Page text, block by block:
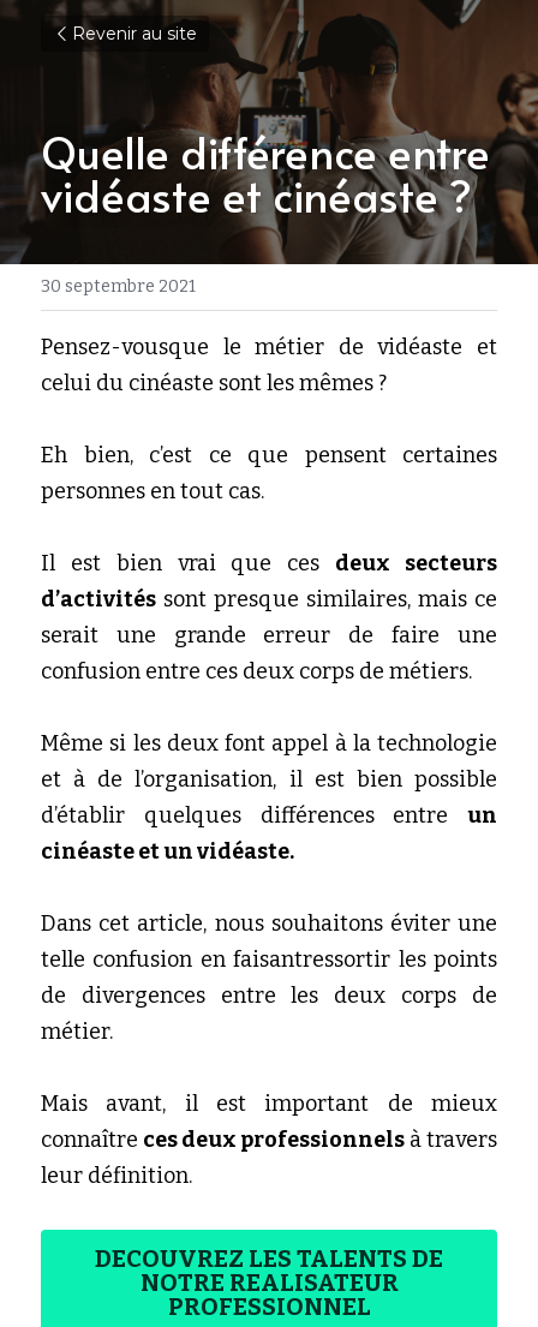
Revenir au site
Quelle différence entre
vidéaste et cinéaste ?
30 septembre 2021
Pensez-vousque le métier de vidéaste et
celui du cinéaste sont les mêmes ?
Eh bien, c’est ce que pensent certaines
personnes en tout cas.
Il est bien vrai que ces deux secteurs
d’activités sont presque similaires, mais ce
serait une grande erreur de faire une
confusion entre ces deux corps de métiers.
Même si les deux font appel à la technologie
et à de l’organisation, il est bien possible
d’établir quelques différences entre un
cinéaste et un vidéaste.
Dans cet article, nous souhaitons éviter une
telle confusion en faisantressortir les points
de divergences entre les deux corps de
métier.
Mais avant, il est important de mieux
connaître ces deux professionnels à travers
leur définition.
DECOUVREZ LES TALENTS DE
NOTRE REALISATEUR
PROFESSIONNEL